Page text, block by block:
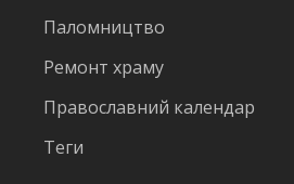
Паломництво
Ремонт храму
Православний календар
Теги